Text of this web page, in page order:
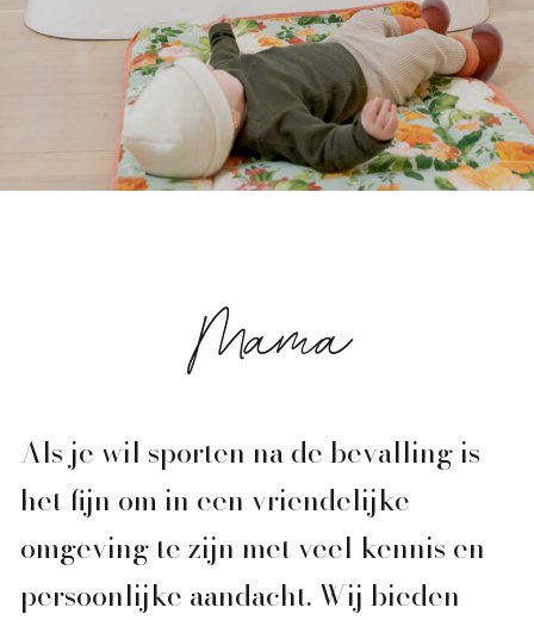
Mama
Als je wil sporten na de bevalling is
het fijn om in een vriendelijke
omgeving te zijn met veel kennis en
persoonlijke aandacht. Wij bieden